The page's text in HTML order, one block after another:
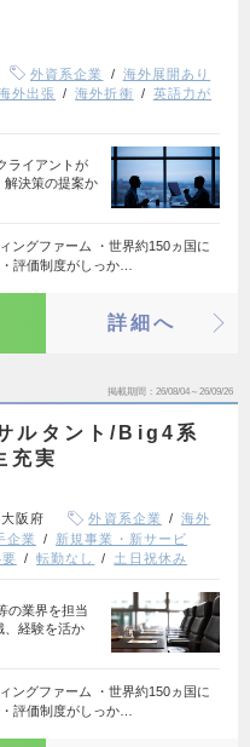
外資系企業
海外展開あり
外出張 海外折衝
英語力が
ライアントが
解決策の提案か
ングファーム ・世界約150ヵ国に
評価制度がしっか…
詳細へ
掲載期間 26/08/04～26/09/26
ルタント/Big4系
充実
阪府 外資系企業
海外
企業
新規事業・新サービ
転勤なし 土日祝休み
の業界を担当
、経験を活か
ングファーム ・世界約150ヵ国に
評価制度がしっか…